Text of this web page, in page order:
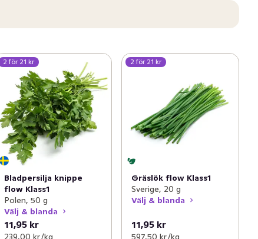
2 för 21 kr
Bladpersilja knippe
flow Klass1
Polen, 50 g
Välj & blanda
11,95 kr
239,00 kr /kg
2 för 21 kr
Gräslök flow Klass1
Sverige, 20 g
Välj & blanda
11,95 kr
597,50 kr /kg